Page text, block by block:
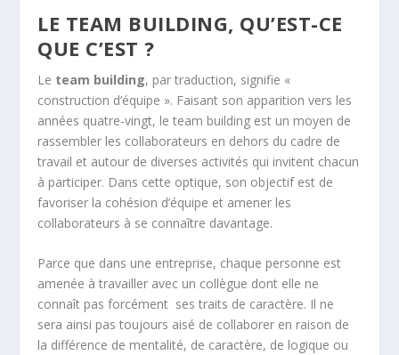
LE TEAM BUILDING, QU’EST-CE
QUE C’EST ?
Le team building, par traduction, signifie «
construction d’équipe ». Faisant son apparition vers les
années quatre-vingt, le team building est un moyen de
rassembler les collaborateurs en dehors du cadre de
travail et autour de diverses activités qui invitent chacun
à participer. Dans cette optique, son objectif est de
favoriser la cohésion d’équipe et amener les
collaborateurs à se connaître davantage.
Parce que dans une entreprise, chaque personne est
amenée à travailler avec un collègue dont elle ne
connaît pas forcément ses traits de caractère. Il ne
sera ainsi pas toujours aisé de collaborer en raison de
la différence de mentalité, de caractère, de logique ou